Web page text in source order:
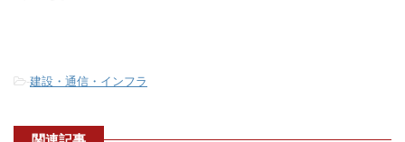
-建設・通信・インフラ